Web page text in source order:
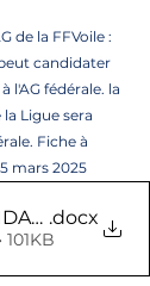
de la FFVoile :
candidater
l'AG fédérale. la
Ligue sera
Fiche à
mars 2025
.docx